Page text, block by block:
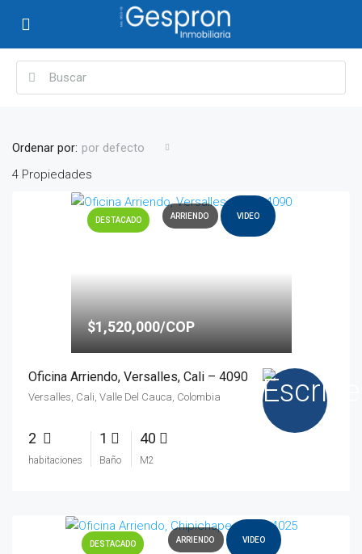
4 Propiedades
Ordenar por: por defecto
DESTACADO ARRIENDO VIDEO
$1,520,000/COP
Oficina Arriendo, Versalles, Cali – 4090
Versalles, Cali, Valle Del Cauca, Colombia
2
habitaciones
1
Baño
40
M2
DESTACADO ARRIENDO VIDEO